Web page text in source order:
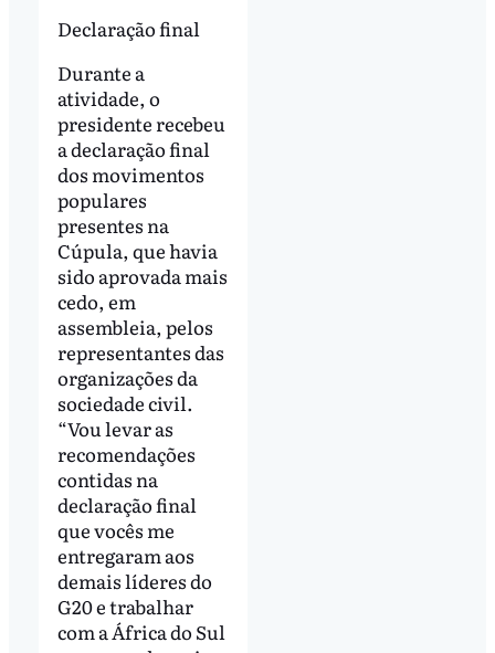
Declaração final
Durante a
atividade, o
presidente recebeu
a declaração final
dos movimentos
populares
presentes na
Cúpula, que havia
sido aprovada mais
cedo, em
assembleia, pelos
representantes das
organizações da
sociedade civil.
“Vou levar as
recomendações
contidas na
declaração final
que vocês me
entregaram aos
demais líderes do
G20 e trabalhar
com a África do Sul